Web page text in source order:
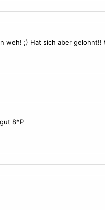
weh! ;) Hat sich aber gelohnt!!
8*P